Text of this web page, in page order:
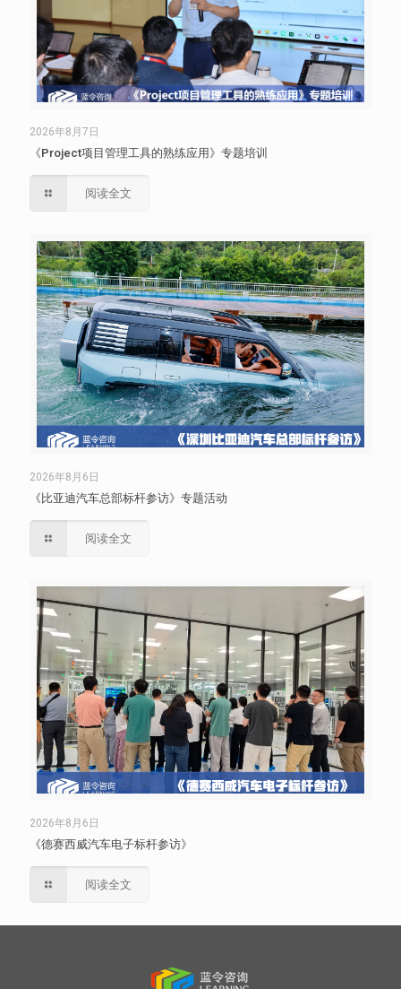
2026年8月7日
《Project项目管理工具的熟练应用》专题培训
阅读全文
2026年8月6日
《比亚迪汽车总部标杆参访》专题活动
阅读全文
2026年8月6日
《德赛西威汽车电子标杆参访》
阅读全文